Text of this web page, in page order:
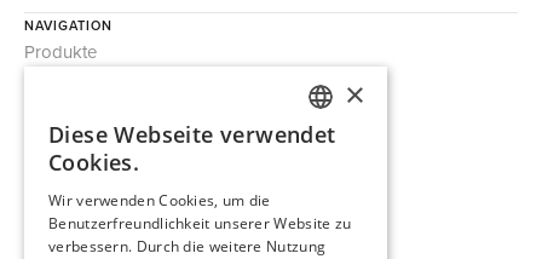
NAVIGATION
Produkte
Kontakt
Impressum
Datenschutz
KONTAKT
GERMAN
×
Diese Webseite verwendet
Cookies.
Wir verwenden Cookies, um die
Benutzerfreundlichkeit unserer Website zu
verbessern. Durch die weitere Nutzung